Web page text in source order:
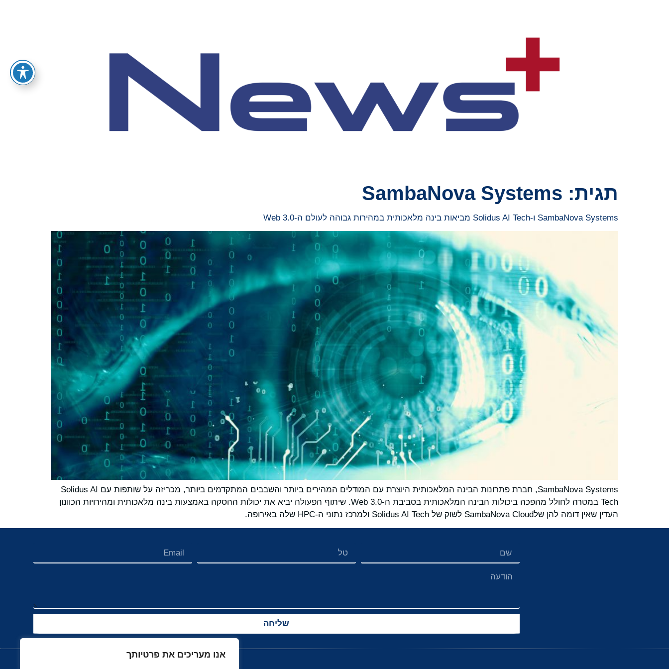
אנו מעריכים את פרטיותך
תגית: SambaNova Systems
SambaNova Systems ו-Solidus AI Tech מביאות בינה מלאכותית במהירות גבוהה לעולם ה-Web 3.0
SambaNova Systems, חברת פתרונות הבינה המלאכותית היוצרת עם המודלים המהירים ביותר והשבבים המתקדמים ביותר, מכריזה על שותפות עם Solidus AI
Tech במטרה לחולל מהפכה ביכולות הבינה המלאכותית בסביבת ה-Web 3.0. שיתוף הפעולה יביא את יכולות ההסקה באמצעות בינה מלאכותית ומהירויות הכוונון
העדין שאין דומה להן שלSambaNova Cloud לשוק של Solidus AI Tech ולמרכז נתוני ה-HPC שלה באירופה.
שליחה